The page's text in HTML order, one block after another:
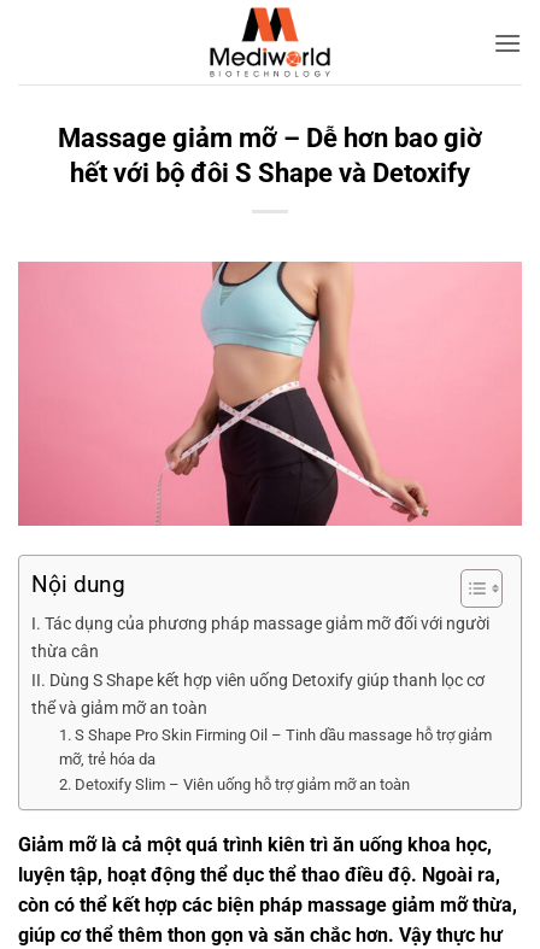
Massage giảm mỡ – Dễ hơn bao giờ
hết với bộ đôi S Shape và Detoxify
Nội dung
I. Tác dụng của phương pháp massage giảm mỡ đối với người
thừa cân
II. Dùng S Shape kết hợp viên uống Detoxify giúp thanh lọc cơ
thể và giảm mỡ an toàn
1. S Shape Pro Skin Firming Oil – Tinh dầu massage hỗ trợ giảm
mỡ, trẻ hóa da
2. Detoxify Slim – Viên uống hỗ trợ giảm mỡ an toàn
Giảm mỡ là cả một quá trình kiên trì ăn uống khoa học,
luyện tập, hoạt động thể dục thể thao điều độ. Ngoài ra,
còn có thể kết hợp các biện pháp massage giảm mỡ thừa,
giúp cơ thể thêm thon gọn và săn chắc hơn. Vậy thực hư